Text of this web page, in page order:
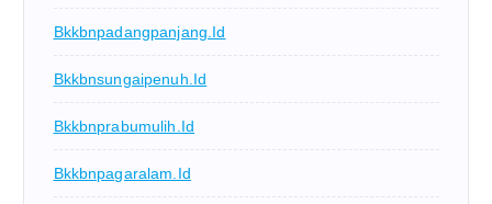
Bkkbnpadangpanjang.id
Bkkbnsungaipenuh.id
Bkkbnprabumulih.id
Bkkbnpagaralam.id